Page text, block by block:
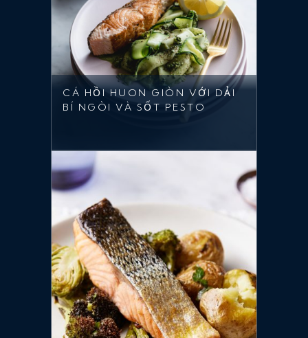
CÁ HỒI HUON GIÒN VỚI DẢI
BÍ NGÒI VÀ SỐT PESTO